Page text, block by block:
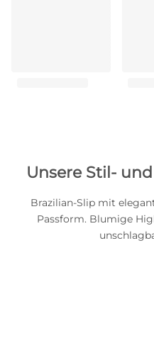
Unsere Stil-
Brazilian-Slip mit
Passform. Blumige